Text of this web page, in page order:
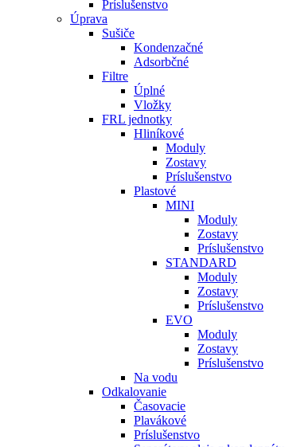
Príslušenstvo
Úprava
Sušiče
Kondenzačné
Adsorbčné
Filtre
Úplné
Vložky
FRL jednotky
Hliníkové
Moduly
Zostavy
Príslušenstvo
Plastové
MINI
Moduly
Zostavy
Príslušenstvo
STANDARD
Moduly
Zostavy
Príslušenstvo
EVO
Moduly
Zostavy
Príslušenstvo
Na vodu
Odkalovanie
Časovacie
Plavákové
Príslušenstvo